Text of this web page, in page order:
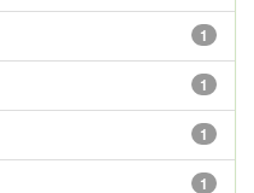
1
1
1
1